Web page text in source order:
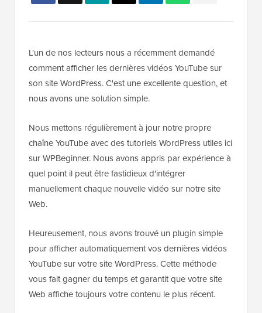
L'un de nos lecteurs nous a récemment demandé
comment afficher les dernières vidéos YouTube sur
son site WordPress. C'est une excellente question, et
nous avons une solution simple.
Nous mettons régulièrement à jour notre propre
chaîne YouTube avec des tutoriels WordPress utiles ici
sur WPBeginner. Nous avons appris par expérience à
quel point il peut être fastidieux d'intégrer
manuellement chaque nouvelle vidéo sur notre site
Web.
Heureusement, nous avons trouvé un plugin simple
pour afficher automatiquement vos dernières vidéos
YouTube sur votre site WordPress. Cette méthode
vous fait gagner du temps et garantit que votre site
Web affiche toujours votre contenu le plus récent.